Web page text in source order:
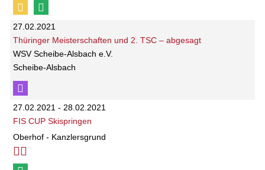
27.02.2021
Thüringer Meisterschaften und 2. TSC – abgesagt
WSV Scheibe-Alsbach e.V.
Scheibe-Alsbach
27.02.2021 - 28.02.2021
FIS CUP Skispringen
Oberhof - Kanzlersgrund